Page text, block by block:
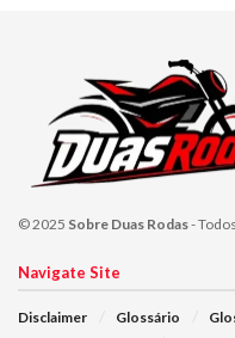
© 2025 Sobre Duas Rodas-
Navigate Site
Disclaimer Glossário